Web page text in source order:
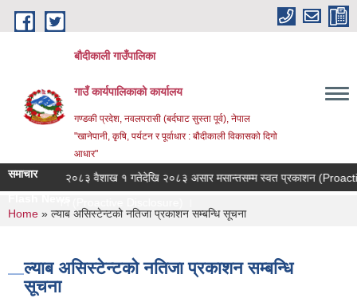
Skip to main content
बौदीकाली गाउँपालिका
गाउँ कार्यपालिकाको कार्यालय
गण्डकी प्रदेश, नवलपरासी (बर्दघाट सुस्ता पूर्व), नेपाल
"खानेपानी, कृषि, पर्यटन र पूर्वाधार : बौदीकाली विकासको दिगो
आधार"
समाचार
।
२०८३ वैशाख १ गतेदेखि २०८३ असार मसान्तसम्म स्वत प्रकाशन (Proactive
You are here
Home » ल्याब असिस्टेन्टको नतिजा प्रकाशन सम्बन्धि सूचना
ल्याब असिस्टेन्टको नतिजा प्रकाशन सम्बन्धि
सूचना